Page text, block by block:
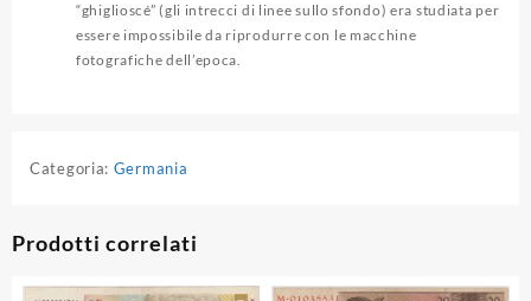
“ghiglioscé” (gli intrecci di linee sullo sfondo) era studiata per
essere impossibile da riprodurre con le macchine
fotografiche dell’epoca.
Categoria: Germania
Prodotti correlati